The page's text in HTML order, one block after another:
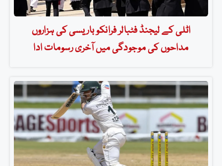
اٹلی کے لیجنڈ فٹبالر فرانکو باریسی کی ہزاروں
مداحوں کی موجودگی میں آخری رسومات ادا